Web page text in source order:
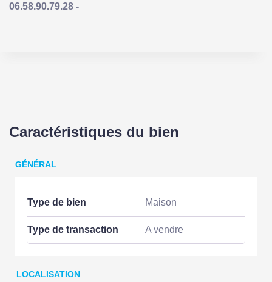
06.58.90.79.28 -
Caractéristiques du bien
GÉNÉRAL
Type de bien Maison
Type de transaction A vendre
LOCALISATION